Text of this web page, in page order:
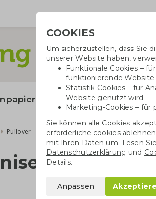
Baumwolltaschen
Pullover Sweatshirt Unisex
COOKIES
Um sicherzustellen, dass Sie
unserer Website haben,
Funktionale Cookies –
funktionierende Website
Statistik-Cookies – für
Website genutzt wird
Marketing-Cookies – für
Sie können alle Cookies
erforderliche cookies
mit Ihren Daten um. Lesen
Datenschutzerklärung und
Details.
Anpassen